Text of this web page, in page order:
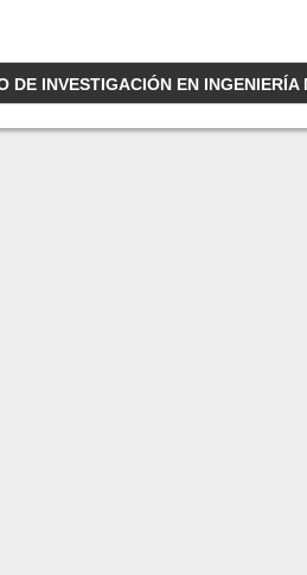
DE INVESTIGACIÓN EN